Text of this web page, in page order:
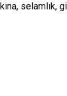
selamlık,